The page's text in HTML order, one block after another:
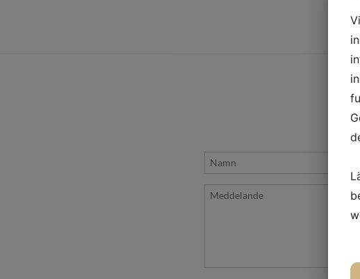
Du